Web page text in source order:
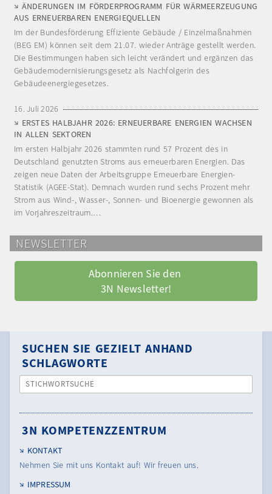
ÄNDERUNGEN IM FÖRDERPROGRAMM FÜR WÄRMEERZEUGUNG
AUS ERNEUERBAREN ENERGIEQUELLEN
Im der Bundesförderung Effiziente Gebäude / Einzelmaßnahmen
(BEG EM) können seit dem 21.07. wieder Anträge gestellt werden.
Die Bestimmungen haben sich leicht verändert und ergänzen das
Gebäudemodernisierungsgesetz als Nachfolgerin des
Gebäudeenergiegesetzes.
16. Juli 2026
ERSTES HALBJAHR 2026: ERNEUERBARE ENERGIEN WACHSEN
IN ALLEN SEKTOREN
Im ersten Halbjahr 2026 stammten rund 57 Prozent des in
Deutschland genutzten Stroms aus erneuerbaren Energien. Das
zeigen neue Daten der Arbeitsgruppe Erneuerbare Energien-
Statistik (AGEE-Stat). Demnach wurden rund sechs Prozent mehr
Strom aus Wind-, Wasser-, Sonnen- und Bioenergie gewonnen als
im Vorjahreszeitraum.…
NEWSLETTER
Abonnieren Sie den
3N Newsletter!
SUCHEN SIE GEZIELT ANHAND
SCHLAGWORTE
STICHWORTSUCHE
3N KOMPETENZZENTRUM
KONTAKT
Nehmen Sie mit uns Kontakt auf! Wir freuen uns.
IMPRESSUM